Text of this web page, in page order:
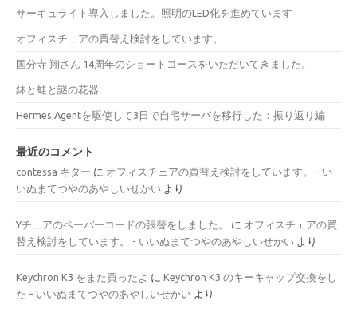
サーキュライト導入しました。照明のLED化を進めています
オフィスチェアの買替え検討をしています。
国分寺 翔さん 14周年のショートコースをいただいてきました。
鉢と蛙と謎の花器
Hermes Agentを駆使して3日で自宅サーバを移行した：振り返り編
最近のコメント
contessa キター に オフィスチェアの買替え検討をしています。 - い
いぬまてつやのあやしいせかい より
Yチェアのペーパーコードの張替をしました。 に オフィスチェアの買
替え検討をしています。 - いいぬまてつやのあやしいせかい より
Keychron K3 をまた買ったよ に Keychron K3 のキーキャップ交換をし
た – いいぬまてつやのあやしいせかい より